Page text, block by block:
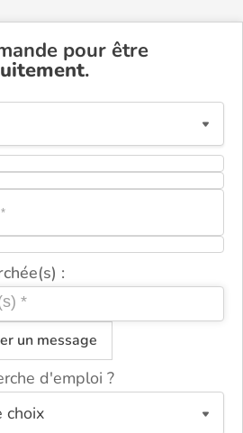
pour être
.
:
un message
d'emploi ?
ou